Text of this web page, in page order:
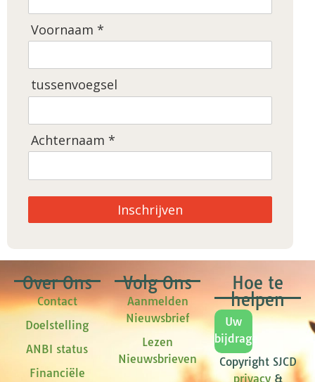
Voornaam *
tussenvoegsel
Achternaam *
Inschrijven
Over Ons
Contact
Doelstelling
ANBI status
Financiële
Volg Ons
Aanmelden
Nieuwsbrief
Lezen
Nieuwsbrieven
Hoe te
helpen
Uw
bijdrage
Copyright SJCD
privacy&